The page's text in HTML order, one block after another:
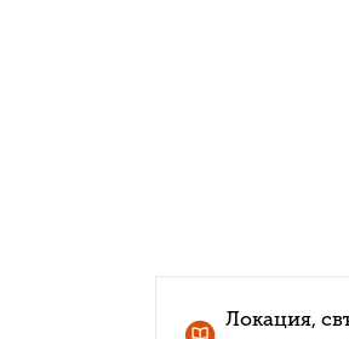
Локация,